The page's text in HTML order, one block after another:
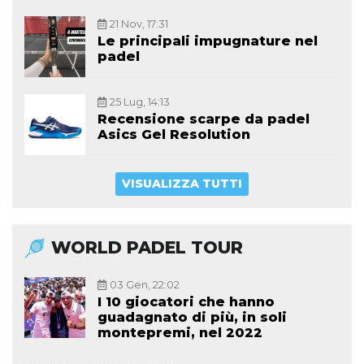
21 Nov, 17:31
Le principali impugnature nel
padel
25 Lug, 14:13
Recensione scarpe da padel
Asics Gel Resolution
VISUALIZZA TUTTI
WORLD PADEL TOUR
03 Gen, 22:02
I 10 giocatori che hanno
guadagnato di più, in soli
montepremi, nel 2022